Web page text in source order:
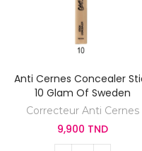
Anti Cernes Concealer
10 Glam Of Sweden
Correcteur Anti Cernes
9,900 TND